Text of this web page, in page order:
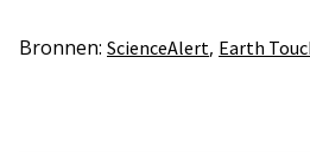
Bronnen: ScienceAlert, Earth